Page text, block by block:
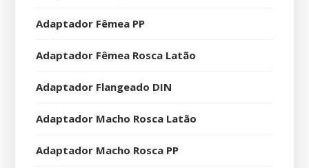
Adaptador Fêmea PP
Adaptador Fêmea Rosca Latão
Adaptador Flangeado DIN
Adaptador Macho Rosca Latão
Adaptador Macho Rosca PP